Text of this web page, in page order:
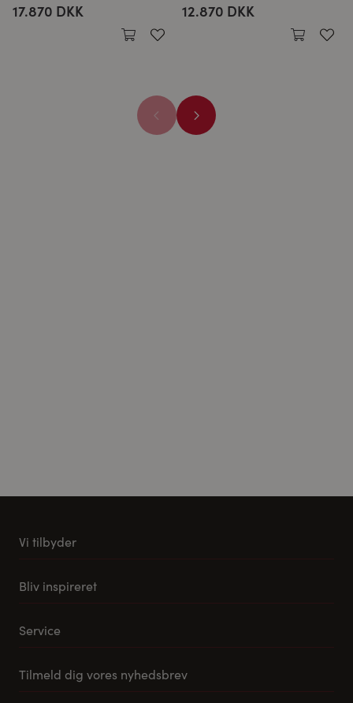
17.870 DKK 12.870 DKK
Vi tilbyder
Køkkener
Tilbehør og reservedele
Bliv inspireret
Service
Leveringsmuligheder
Tilmeld dig vores nyhedsbrev